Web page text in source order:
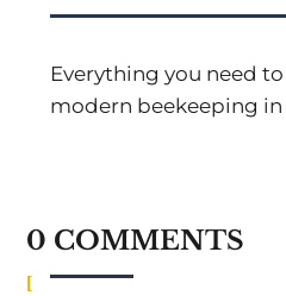
Everything you need
modern beekeeping in
0 COMMENTS